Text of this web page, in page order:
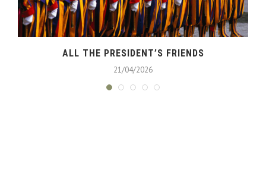
ALL THE PRESIDENT’S FRIENDS
21/04/2026